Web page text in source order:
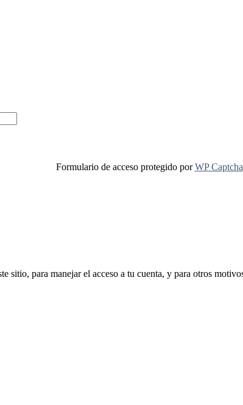
Formulario de acceso protegido porWP Captcha
sitio, para manejar el acceso a tu cuenta, y para otros